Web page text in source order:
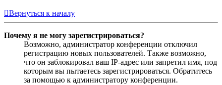
Вернуться к началу
Почему я не могу зарегистрироваться?
Возможно, администратор конференции отключил
регистрацию новых пользователей. Также возможно,
что он заблокировал ваш IP-адрес или запретил имя, под
которым вы пытаетесь зарегистрироваться. Обратитесь
за помощью к администратору конференции.